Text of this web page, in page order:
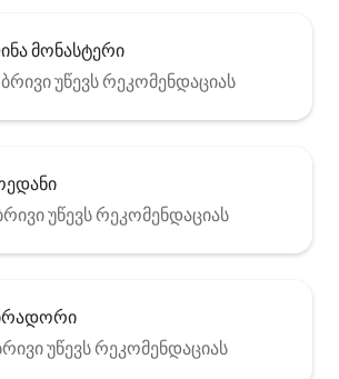
მონასტერი
უწევს რეკომენდაციას
უწევს რეკომენდაციას
უწევს რეკომენდაციას